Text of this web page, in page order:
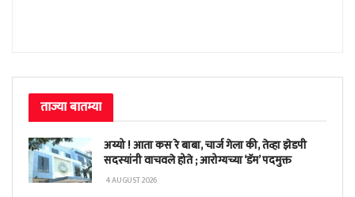
ताज्या बातम्या
अय्यो ! आता कस रे बाबा, चार्ज गेला की, तेव्हा झेडपी
सदस्यांनी वाचवले होते ; आरोग्यच्या ‘डॅम’ पदमुक्त
4 AUGUST 2026